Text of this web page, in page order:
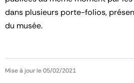
dans plusieurs porte-folios,
du musée.
Mise à jour le 05/02/2021